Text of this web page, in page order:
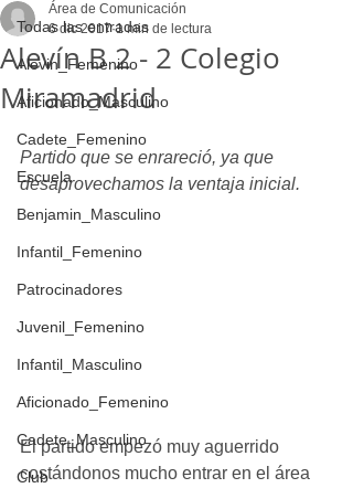
Todas las entradas
Alevin_Femenino
Aficionado_Masculino
Cadete_Femenino
Escuela
Benjamin_Masculino
Infantil_Femenino
Patrocinadores
Juvenil_Femenino
Infantil_Masculino
Aficionado_Femenino
Cadete_Masculino
Club
Alevín B 2 - 2 Colegio
Miramadrid
Área de Comunicación
6 dic 2017 1 min de lectura
Partido que se enrareció, ya que
desaprovechamos la ventaja inicial.
El partido empezó muy aguerrido
costándonos mucho entrar en el área